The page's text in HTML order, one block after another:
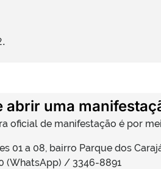
abrir uma
oficial de manifestação é por
01 a 08, bairro Parque dos
(WhatsApp) / 3346-8891